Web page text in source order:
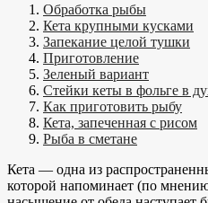
Обработка рыбы
Кета крупными кусками
Запекание целой тушки
Приготовление
Зеленый вариант
Стейки кеты в фольге в
Как приготовить рыбу
Кета, запеченная с рисом
Рыба в сметане
Кета — одна из
которой напоминает (по